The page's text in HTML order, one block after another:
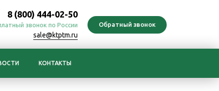
8 (800) 444-02-50
звонок по России
sale@ktptm.ru
КОНТАКТЫ